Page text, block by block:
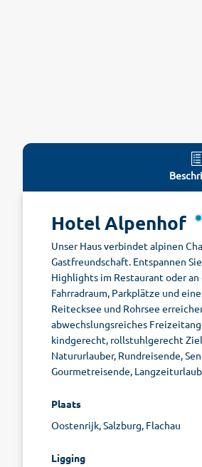
Hotel Alpenhof
Unser Haus verbindet alpinen
Gastfreundschaft. Entspannen
Highlights im Restaurant oder
Fahrradraum, Parkplätze und
Reitecksee und Rohrsee
abwechslungsreiches
kindgerecht, rollstuhlgerecht
Natururlauber, Rundreisende,
Gourmetreisende,
Plaats
Oostenrijk, Salzburg, Flachau
Ligging